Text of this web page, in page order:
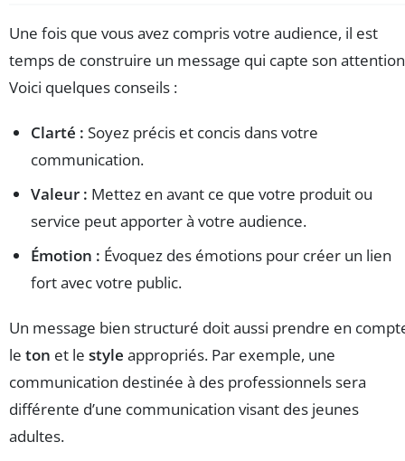
Une fois que vous avez compris votre audience, il est
temps de construire un message qui capte son
Voici quelques conseils :
Clarté : Soyez précis et concis dans votre
communication.
Valeur : Mettez en avant ce que votre produit ou
service peut apporter à votre audience.
Émotion : Évoquez des émotions pour créer un lien
fort avec votre public.
Un message bien structuré doit aussi prendre en
le ton et le style appropriés. Par exemple, une
communication destinée à des professionnels sera
différente d’une communication visant des jeunes
adultes.